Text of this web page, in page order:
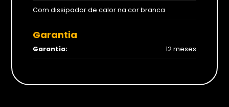
Com dissipador de calor na cor branca
Garantia
Garantia: 12 meses